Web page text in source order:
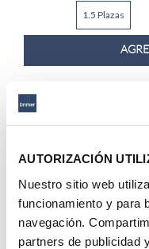
AUTORIZACIÓN
Nuestro sitio web
funcionamiento y para
navegación.
partners de publicidad
1.5 Plazas
48 %
Hasta6x
Drimer
S/ 1599.00
1.5 Plazas